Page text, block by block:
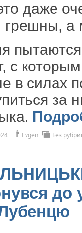
даже
а
с
в силах
за
Evgen Без
до